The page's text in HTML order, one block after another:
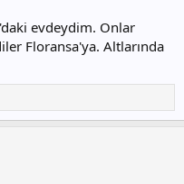
evdeydim. Onlar
Floransa'ya. Altlarında